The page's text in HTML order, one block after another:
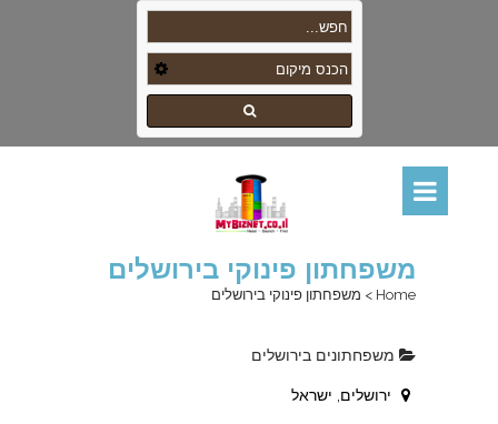
משפחתון פינוקי בירושלים
Home
> משפחתון פינוקי בירושלים
משפחתונים בירושלים
ירושלים, ישראל